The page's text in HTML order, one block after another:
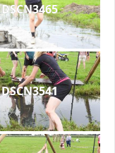
DSCN3465
DSCN3541